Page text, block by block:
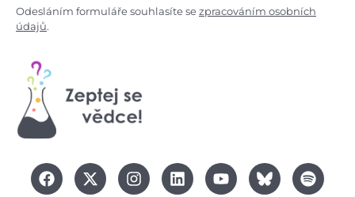
Odesláním formuláře souhlasíte sezpracováním osobních
údajů.